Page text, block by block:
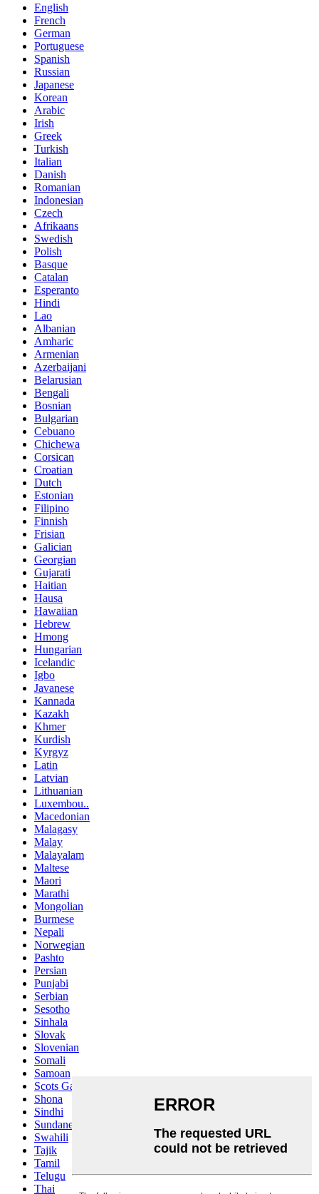
English
French
German
Portuguese
Spanish
Russian
Japanese
Korean
Arabic
Irish
Greek
Turkish
Italian
Danish
Romanian
Indonesian
Czech
Afrikaans
Swedish
Polish
Basque
Catalan
Esperanto
Hindi
Lao
Albanian
Amharic
Armenian
Azerbaijani
Belarusian
Bengali
Bosnian
Bulgarian
Cebuano
Chichewa
Corsican
Croatian
Dutch
Estonian
Filipino
Finnish
Frisian
Galician
Georgian
Gujarati
Haitian
Hausa
Hawaiian
Hebrew
Hmong
Hungarian
Icelandic
Igbo
Javanese
Kannada
Kazakh
Khmer
Kurdish
Kyrgyz
Latin
Latvian
Lithuanian
Luxembou..
Macedonian
Malagasy
Malay
Malayalam
Maltese
Maori
Marathi
Mongolian
Burmese
Nepali
Norwegian
Pashto
Persian
Punjabi
Serbian
Sesotho
Sinhala
Slovak
Slovenian
Somali
Samoan
Scots Gaelic
Shona
Sindhi
Sundanese
Swahili
Tajik
Tamil
Telugu
Thai